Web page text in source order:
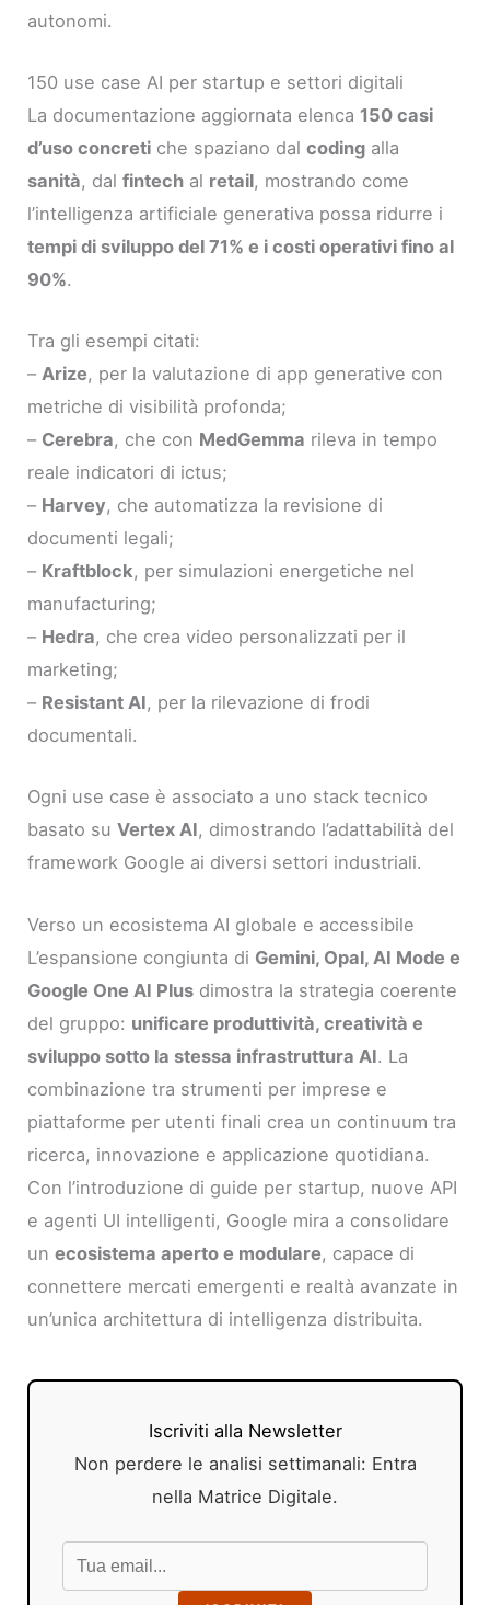
autonomi.
150 use case AI per startup e settori digitali
La documentazione aggiornata elenca 150 casi
d’uso concreti che spaziano dalcoding alla
sanità, dalfintech al retail, mostrando come
l’intelligenza artificiale generativa possa ridurre i
tempi di sviluppo del 71% e i costi operativi fino al
90%.
Tra gli esempi citati:
–Arize, per la valutazione di app generative con
metriche di visibilità profonda;
– Cerebra, che con MedGemma rileva in tempo
reale indicatori di ictus;
– Harvey, che automatizza la revisione di
documenti legali;
– Kraftblock, per simulazioni energetiche nel
manufacturing;
– Hedra, che crea video personalizzati per il
marketing;
– Resistant AI, per la rilevazione di frodi
documentali.
Ogni use case è associato a uno stack tecnico
basato suVertex AI, dimostrando l’adattabilità del
framework Google ai diversi settori industriali.
Verso un ecosistema AI globale e accessibile
L’espansione congiunta di Gemini, Opal, AI Mode e
Google One AI Plus dimostra la strategia coerente
del gruppo: unificare produttività, creatività e
sviluppo sotto la stessa infrastruttura AI. La
combinazione tra strumenti per imprese e
piattaforme per utenti finali crea un continuum tra
ricerca, innovazione e applicazione quotidiana.
Con l’introduzione di guide per startup, nuove API
e agenti UI intelligenti, Google mira a consolidare
unecosistema aperto e modulare, capace di
connettere mercati emergenti e realtà avanzate in
un’unica architettura di intelligenza distribuita.
Iscriviti alla Newsletter
Non perdere le analisi settimanali: Entra
nella Matrice Digitale.